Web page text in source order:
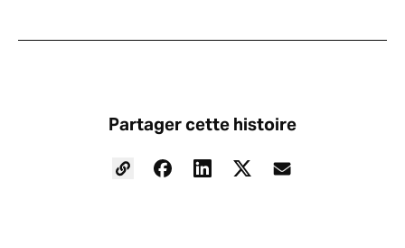
Partager cette histoire